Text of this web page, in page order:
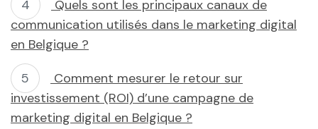
Quels sont les principaux canaux de
communication utilisés dans le marketing digital
en Belgique ?
Comment mesurer le retour sur
investissement (ROI) d’une campagne de
marketing digital en Belgique ?